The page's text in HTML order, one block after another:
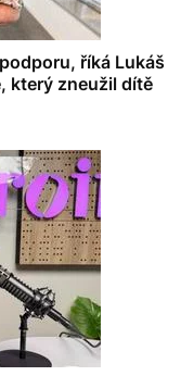
říká Lukáš
který zneužil dítě